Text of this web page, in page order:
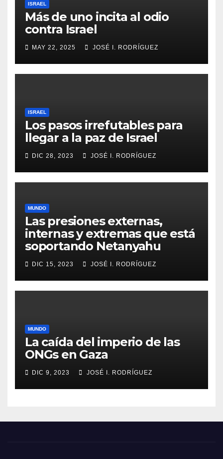
ISRAEL
Más de uno incita al odio
contra Israel
MAY 22, 2025 JOSÉ I. RODRÍGUEZ
ISRAEL
Los pasos irrefutables para
llegar a la paz de Israel
DIC 28, 2023 JOSÉ I. RODRÍGUEZ
MUNDO
Las presiones externas,
internas y extremas que está
soportando Netanyahu
DIC 15, 2023 JOSÉ I. RODRÍGUEZ
MUNDO
La caída del imperio de las
ONGs en Gaza
DIC 9, 2023 JOSÉ I. RODRÍGUEZ